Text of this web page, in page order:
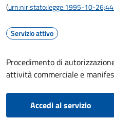
(urn:nir:stato:legge:1995-10-
Servizio attivo
Procedimento di
attività commerciale e
Accedi al servizio